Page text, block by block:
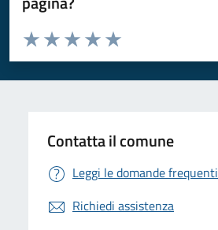
Valuta da 1 a 5 stelle la pagina
Valuta 5 stelle su 5
Valuta 4 stelle su 5
Valuta 3 stelle su 5
Valuta 2 stelle su 5
Valuta 1 stelle su 5
Contatta il comune
Leggi le domande frequenti
Richiedi assistenza